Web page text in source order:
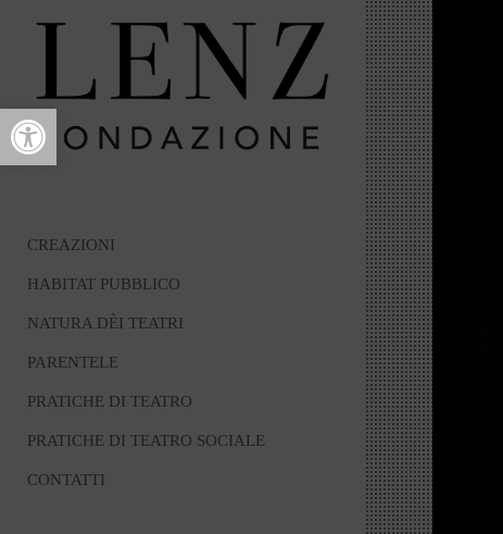
Open toolbar
CREAZIONI
HABITAT PUBBLICO
NATURA DÈI TEATRI
PARENTELE
PRATICHE DI TEATRO
PRATICHE DI TEATRO SOCIALE
CONTATTI